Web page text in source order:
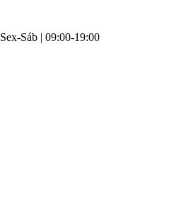
Sex-Sáb | 09:00-19:00